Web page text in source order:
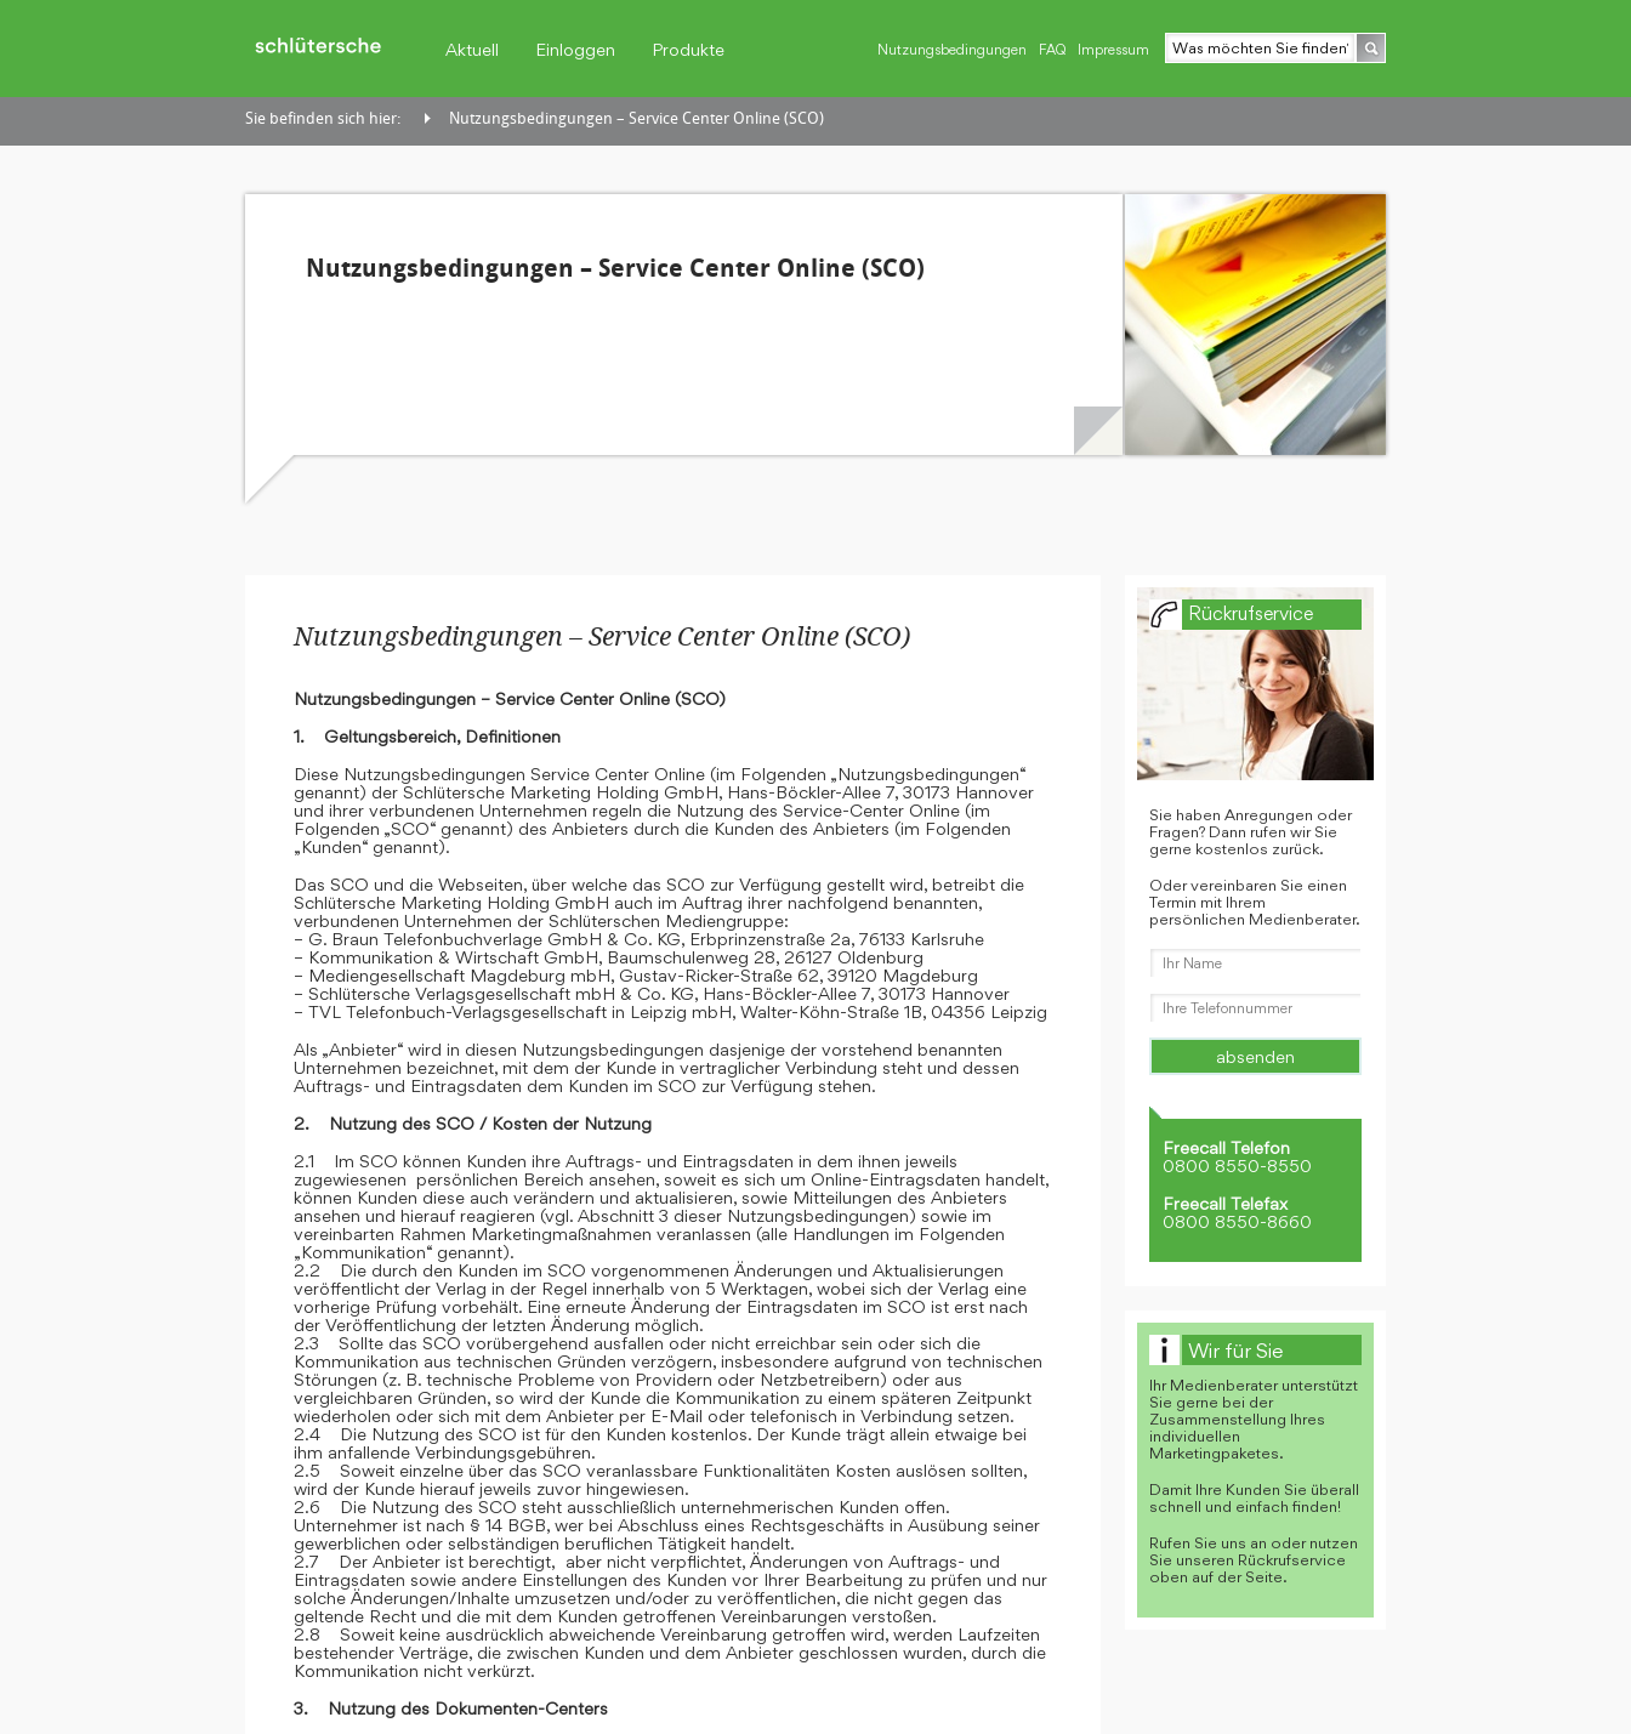
Aktuell Einloggen Produkte Nutzungsbedingungen FAQ Impressum
Sie befinden sich hier: Nutzungsbedingungen – Service Center Online (SCO)
Nutzungsbedingungen – Service Center Online (SCO)
Nutzungsbedingungen – Service Center Online (SCO)
Nutzungsbedingungen – Service Center Online (SCO)
1. Geltungsbereich, Definitionen
Diese Nutzungsbedingungen Service Center Online (im Folgenden „Nutzungsbedingungen“
genannt) der Schlütersche Marketing Holding GmbH, Hans-Böckler-Allee 7, 30173 Hannover
und ihrer verbundenen Unternehmen regeln die Nutzung des Service-Center Online (im
Folgenden „SCO“ genannt) des Anbieters durch die Kunden des Anbieters (im Folgenden
„Kunden“ genannt).
Das SCO und die Webseiten, über welche das SCO zur Verfügung gestellt wird, betreibt die
Schlütersche Marketing Holding GmbH auch im Auftrag ihrer nachfolgend benannten,
verbundenen Unternehmen der Schlüterschen Mediengruppe:
– G. Braun Telefonbuchverlage GmbH & Co. KG, Erbprinzenstraße 2a, 76133 Karlsruhe
– Kommunikation & Wirtschaft GmbH, Baumschulenweg 28, 26127 Oldenburg
– Mediengesellschaft Magdeburg mbH, Gustav-Ricker-Straße 62, 39120 Magdeburg
– Schlütersche Verlagsgesellschaft mbH & Co. KG, Hans-Böckler-Allee 7, 30173 Hannover
– TVL Telefonbuch-Verlagsgesellschaft in Leipzig mbH, Walter-Köhn-Straße 1B, 04356 Leipzig
Als „Anbieter“ wird in diesen Nutzungsbedingungen dasjenige der vorstehend benannten
Unternehmen bezeichnet, mit dem der Kunde in vertraglicher Verbindung steht und dessen
Auftrags- und Eintragsdaten dem Kunden im SCO zur Verfügung stehen.
2. Nutzung des SCO / Kosten der Nutzung
2.1 Im SCO können Kunden ihre Auftrags- und Eintragsdaten in dem ihnen jeweils
zugewiesenen persönlichen Bereich ansehen, soweit es sich um Online-Eintragsdaten handelt,
können Kunden diese auch verändern und aktualisieren, sowie Mitteilungen des Anbieters
ansehen und hierauf reagieren (vgl. Abschnitt 3 dieser Nutzungsbedingungen) sowie im
vereinbarten Rahmen Marketingmaßnahmen veranlassen (alle Handlungen im Folgenden
„Kommunikation“ genannt).
2.2 Die durch den Kunden im SCO vorgenommenen Änderungen und Aktualisierungen
veröffentlicht der Verlag in der Regel innerhalb von 5 Werktagen, wobei sich der Verlag eine
vorherige Prüfung vorbehält. Eine erneute Änderung der Eintragsdaten im SCO ist erst nach
der Veröffentlichung der letzten Änderung möglich.
2.3 Sollte das SCO vorübergehend ausfallen oder nicht erreichbar sein oder sich die
Kommunikation aus technischen Gründen verzögern, insbesondere aufgrund von technischen
Störungen (z. B. technische Probleme von Providern oder Netzbetreibern) oder aus
vergleichbaren Gründen, so wird der Kunde die Kommunikation zu einem späteren Zeitpunkt
wiederholen oder sich mit dem Anbieter per E-Mail oder telefonisch in Verbindung setzen.
2.4 Die Nutzung des SCO ist für den Kunden kostenlos. Der Kunde trägt allein etwaige bei
ihm anfallende Verbindungsgebühren.
2.5 Soweit einzelne über das SCO veranlassbare Funktionalitäten Kosten auslösen sollten,
wird der Kunde hierauf jeweils zuvor hingewiesen.
2.6 Die Nutzung des SCO steht ausschließlich unternehmerischen Kunden offen.
Unternehmer ist nach § 14 BGB, wer bei Abschluss eines Rechtsgeschäfts in Ausübung seiner
gewerblichen oder selbständigen beruflichen Tätigkeit handelt.
2.7 Der Anbieter ist berechtigt, aber nicht verpflichtet, Änderungen von Auftrags- und
Eintragsdaten sowie andere Einstellungen des Kunden vor Ihrer Bearbeitung zu prüfen und nur
solche Änderungen/Inhalte umzusetzen und/oder zu veröffentlichen, die nicht gegen das
geltende Recht und die mit dem Kunden getroffenen Vereinbarungen verstoßen.
2.8 Soweit keine ausdrücklich abweichende Vereinbarung getroffen wird, werden Laufzeiten
bestehender Verträge, die zwischen Kunden und dem Anbieter geschlossen wurden, durch die
Kommunikation nicht verkürzt.
3. Nutzung des Dokumenten-Centers
Rückrufservice
Sie haben Anregungen oder
Fragen? Dann rufen wir Sie
gerne kostenlos zurück.
Oder vereinbaren Sie einen
Termin mit Ihrem
persönlichen Medienberater.
Freecall Telefon
0800 8550-8550
Freecall Telefax
0800 8550-8660
Wir für Sie
Ihr Medienberater unterstützt
Sie gerne bei der
Zusammenstellung Ihres
individuellen
Marketingpaketes.
Damit Ihre Kunden Sie überall
schnell und einfach finden!
Rufen Sie uns an oder nutzen
Sie unseren Rückrufservice
oben auf der Seite.